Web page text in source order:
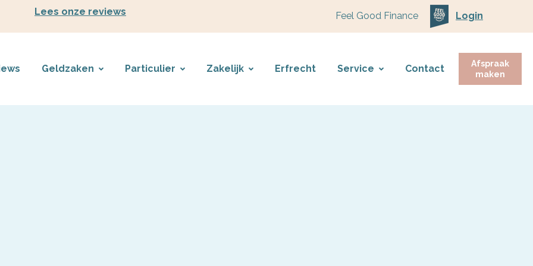
Lees onze reviews Feel Good Finance Login
Geldzaken Particulier Zakelijk Erfrecht Service Contact
Afspraak
maken